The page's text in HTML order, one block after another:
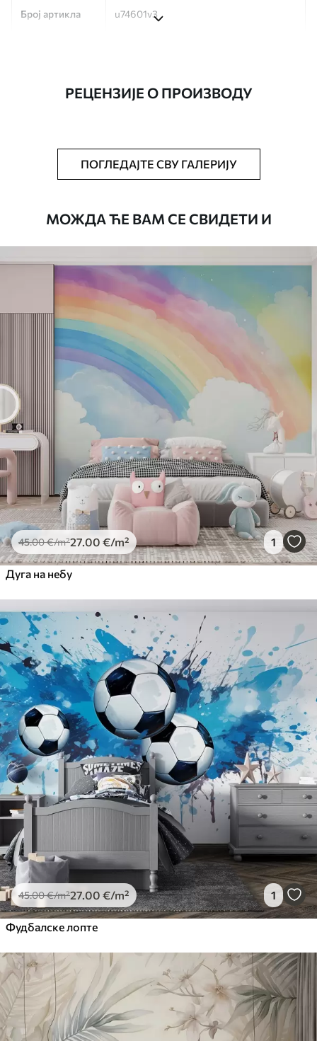
Број артикла u74601v3
Тапета се може нежно очистити меким
сунђером. Позадине са завршном
водом.
Доступни материјали
Standard
27.00
Premium
€
Premium Vinil
.00€/m²
Peel and Stick
81.6749.00€/m²
РЕЦЕНЗИЈЕ О ПРОИЗВОДУ
ПОГЛЕДАЈТЕ СВУ ГАЛЕРИЈУ
МОЖДА ЋЕ ВАМ СЕ СВИДЕТИ И
45.00€/m²27.00 €/m² 1
Дуга на небу
45.00€/m²27.00 €/m² 1
Фудбалске лопте